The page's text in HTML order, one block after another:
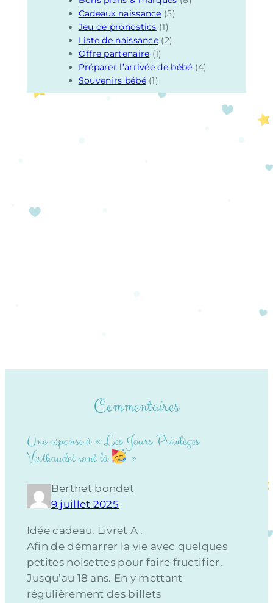
Cadeaux naissance (5)
Jeu de pronostics (1)
Liste de naissance (2)
Offre partenaire (1)
Préparer l’arrivée de bébé (4)
Souvenirs bébé(1)
Commentaires
Une réponse à « Les Jours Privilèges
Vertbaudet sont là
»
Berthet bondet
9 juillet 2025
Idée cadeau. Livret A .
Afin de démarrer la vie avec quelques
petites noisettes pour faire fructifier.
Jusqu’au 18 ans. En y mettant
régulièrement des billets